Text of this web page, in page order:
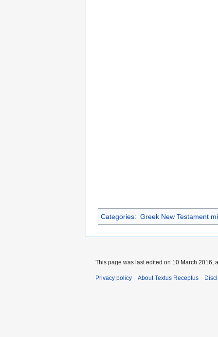
Categories: Greek New Testament
This page was last edited on 10 March 2016,
Privacy policy About Textus Receptus